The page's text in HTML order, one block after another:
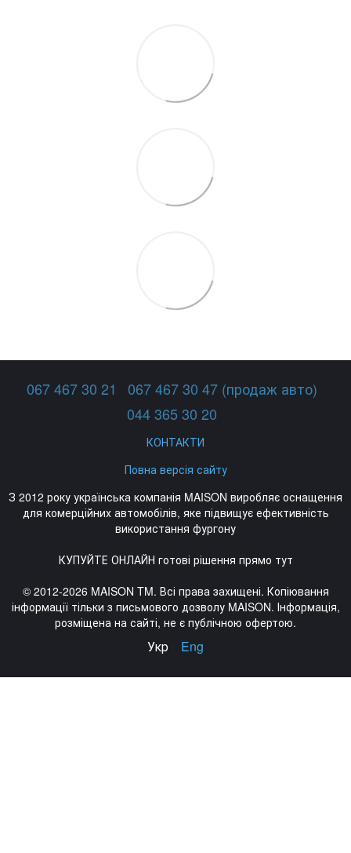
067 467 30 21
067 467 30 47 (продаж авто)
044 365 30 20
КОНТАКТИ
Повна версія сайту
З 2012 року українська компанія MAISON виробляє оснащення
для комерційних автомобілів, яке підвищує ефективність
використання фургону
КУПУЙТЕ ОНЛАЙН готові рішення прямо тут
© 2012-2026 MAISON TM. Всі права захищені. Копіювання
інформації тільки з письмового дозволу MAISON. Інформація,
розміщена на сайті, не є публічною офертою.
Укр Eng